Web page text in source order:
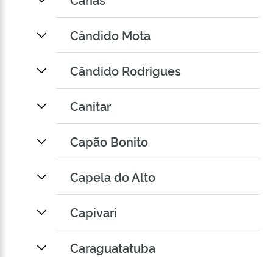
Cândido Mota
Cândido Rodrigues
Canitar
Capão Bonito
Capela do Alto
Capivari
Caraguatatuba